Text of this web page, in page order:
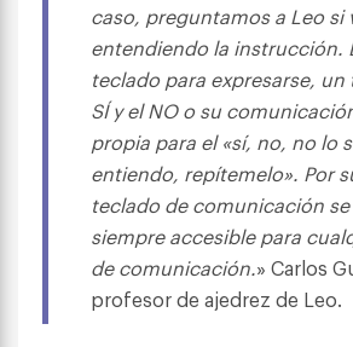
caso, preguntamos a Leo si
entendiendo la instrucción.
teclado para expresarse,
SÍ y el NO o su
propia para el «sí, no, no lo
entiendo, repítemelo». Por
teclado de comunicación
siempre accesible para
de comunicación.» Carlos
profesor de ajedrez de Leo.